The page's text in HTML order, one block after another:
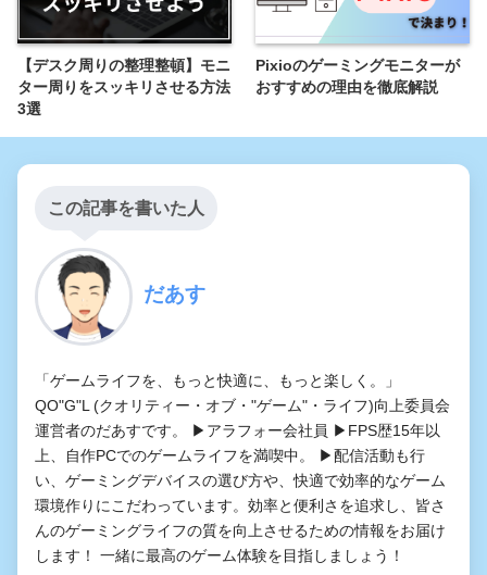
【デスク周りの整理整頓】モニ
ター周りをスッキリさせる方法
3選
Pixioのゲーミングモニターが
おすすめの理由を徹底解説
この記事を書いた人
だあす
「ゲームライフを、もっと快適に、もっと楽しく。」
QO"G"L (クオリティー・オブ・"ゲーム"・ライフ)向上委員会
運営者のだあすです。 ▶アラフォー会社員 ▶FPS歴15年以
上、自作PCでのゲームライフを満喫中。 ▶配信活動も行
い、ゲーミングデバイスの選び方や、快適で効率的なゲーム
環境作りにこだわっています。効率と便利さを追求し、皆さ
んのゲーミングライフの質を向上させるための情報をお届け
します！ 一緒に最高のゲーム体験を目指しましょう！